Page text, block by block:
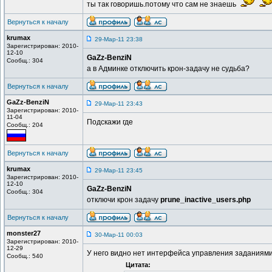
ты так говоришь.потому что сам не знаешь
Вернуться к началу
krumax
Зарегистрирован: 2010-
12-10
Сообщ.: 304
29-Мар-11 23:38
GaZz-BenziN
а в Админке отключить крон-задачу не судьба?
Вернуться к началу
GaZz-BenziN
Зарегистрирован: 2010-
11-04
Сообщ.: 204
29-Мар-11 23:43
Подскажи где
Вернуться к началу
krumax
Зарегистрирован: 2010-
12-10
Сообщ.: 304
29-Мар-11 23:45
GaZz-BenziN
отключи крон задачу prune_inactive_users.php
Вернуться к началу
monster27
Зарегистрирован: 2010-
12-29
Сообщ.: 540
30-Мар-11 00:03
У него видно нет интерфейса управления
Цитата: